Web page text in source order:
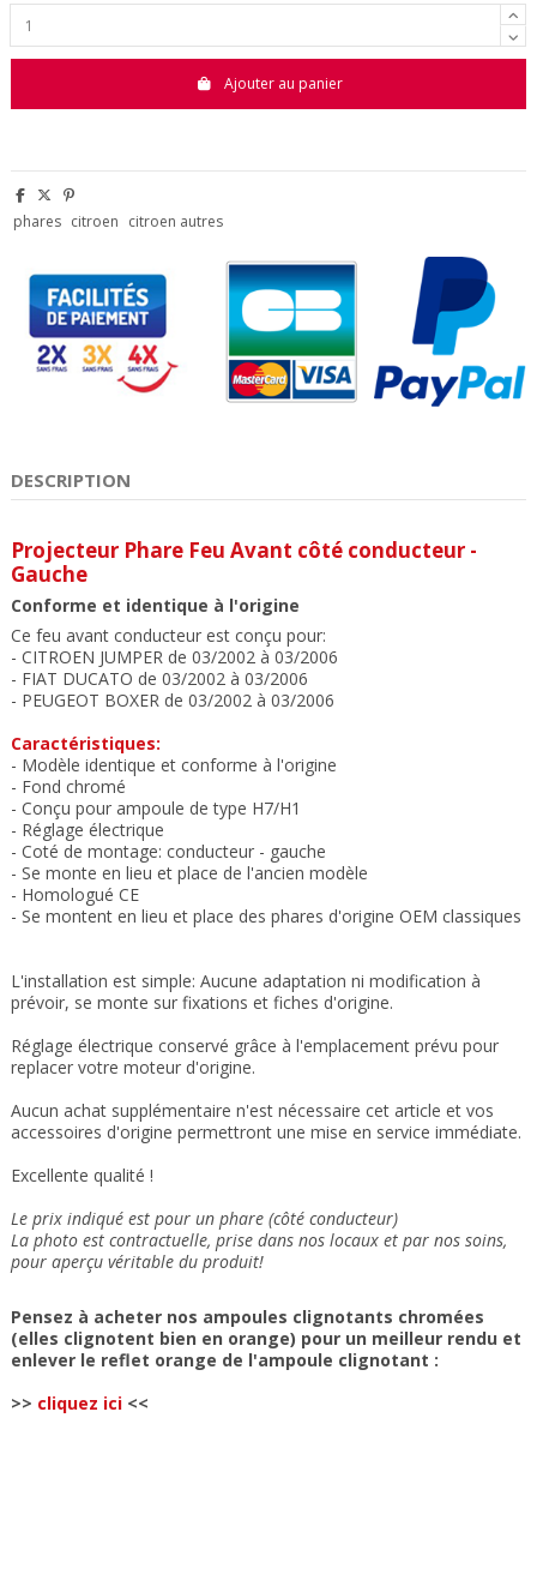
Ajouter au panier
phares citroen citroen autres
DESCRIPTION
Projecteur Phare Feu Avant côté conducteur -
Gauche
Conforme et identique à l'origine
Ce feu avant conducteur est conçu pour:
- CITROEN JUMPER de 03/2002 à 03/2006
- FIAT DUCATO de 03/2002 à 03/2006
- PEUGEOT BOXER de 03/2002 à 03/2006
Caractéristiques:
- Modèle identique et conforme à l'origine
- Fond chromé
- Conçu pour ampoule de type H7/H1
- Réglage électrique
- Coté de montage: conducteur - gauche
- Se monte en lieu et place de l'ancien modèle
- Homologué CE
- Se montent en lieu et place des phares d'origine OEM classiques
L'installation est simple: Aucune adaptation ni modification à
prévoir, se monte sur fixations et fiches d'origine.
Réglage électrique conservé grâce à l'emplacement prévu pour
replacer votre moteur d'origine.
Aucun achat supplémentaire n'est nécessaire cet article et vos
accessoires d'origine permettront une mise en service immédiate.
Excellente qualité !
Le prix indiqué est pour un phare (côté conducteur)
La photo est contractuelle, prise dans nos locaux et par nos soins,
pour aperçu véritable du produit!
Pensez à acheter nos ampoules clignotants chromées
(elles clignotent bien en orange) pour un meilleur rendu et
enlever le reflet orange de l'ampoule clignotant :
>> cliquez ici <<